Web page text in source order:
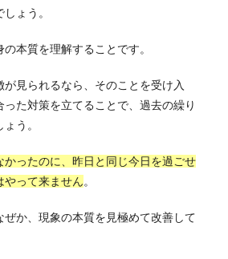
ょう。
本質を理解することです。
見られるなら、そのことを受け入
た対策を立てることで、過去の繰り
う。
かったのに、昨日と同じ今日を過ごせ
やって来ません。
ぜか、現象の本質を見極めて改善して